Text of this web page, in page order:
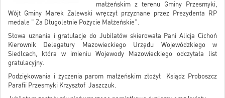
małżeńskim z terenu Gminy Przesmyki,
Wójt Gminy Marek Zalewski wręczył przyznane przez Prezydenta RP
medale " Za Długoletnie Pożycie Małżeńskie".
Słowa uznania i gratulacje do Jubilatów skierowała Pani Alicja Cichoń
Kierownik Delegatury Mazowieckiego Urzędu Wojewódzkiego w
Siedlcach, która w imieniu Wojewody Mazowieckiego odczytała list
gratulacyjny.
Podziękowania i życzenia parom małżeńskim złożył Ksiądz Proboszcz
Parafii Przesmyki Krzysztof Jaszczuk.